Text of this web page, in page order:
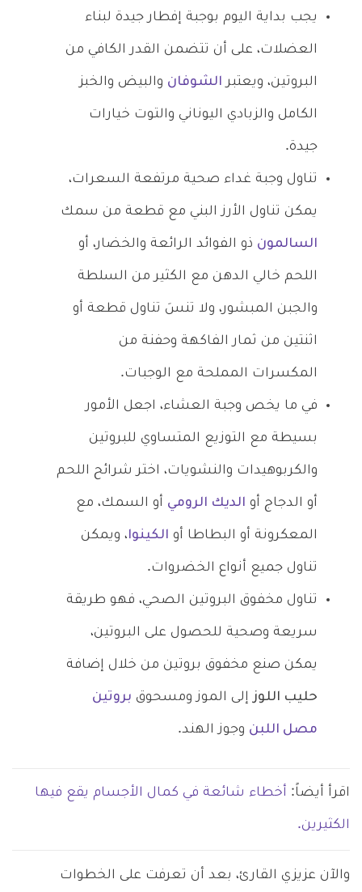
يجب بداية اليوم بوجبة إفطار جيدة لبناء
العضلات، على أن تتضمن القدر الكافي من
البروتين، ويعتبر الشوفان والبيض والخبز
الكامل والزبادي اليوناني والتوت خيارات
جيدة.
تناول وجبة غداء صحية مرتفعة السعرات،
يمكن تناول الأرز البني مع قطعة من سمك
السالمون ذو الفوائد الرائعة والخضار، أو
اللحم خالي الدهن مع الكثير من السلطة
والجبن المبشور، ولا تنسَ تناول قطعة أو
اثنتين من ثمار الفاكهة وحفنة من
المكسرات المملحة مع الوجبات.
في ما يخص وجبة العشاء، اجعل الأمور
بسيطة مع التوزيع المتساوي للبروتين
والكربوهيدات والنشويات، اختر شرائح اللحم
أو الدجاج أو الديك الرومي أو السمك، مع
المعكرونة أو البطاطا أو الكينوا، ويمكن
تناول جميع أنواع الخضروات.
تناول مخفوق البروتين الصحي، فهو طريقة
سريعة وصحية للحصول على البروتين،
يمكن صنع مخفوق بروتين من خلال إضافة
حليب اللوزإلى الموز ومسحوق بروتين
مصل اللبن وجوز الهند.
اقرأ أيضاً: أخطاء شائعة في كمال الأجسام يقع فيها
الكثيرين.
والآن عزيزي القارئ، بعد أن تعرفت على الخطوات